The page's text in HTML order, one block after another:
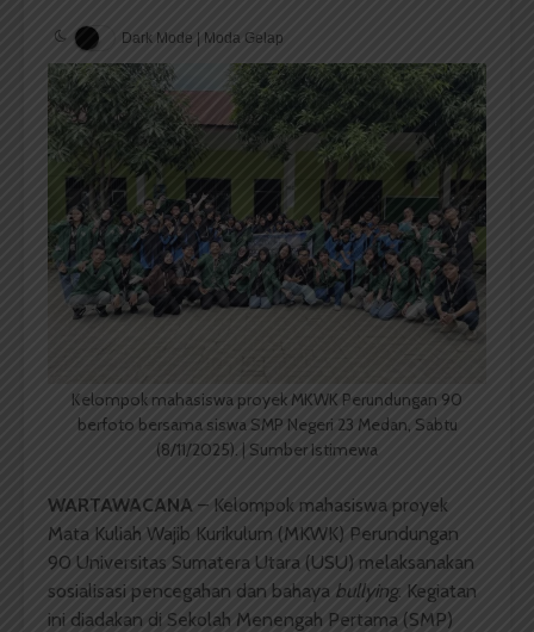
Dark Mode | Moda Gelap
Kelompok mahasiswa proyek MKWK Perundungan 90
berfoto bersama siswa SMP Negeri 23 Medan, Sabtu
(8/11/2025). | Sumber Istimewa
WARTAWACANA – Kelompok mahasiswa proyek
Mata Kuliah Wajib Kurikulum (MKWK) Perundungan
90 Universitas Sumatera Utara (USU) melaksanakan
sosialisasi pencegahan dan bahaya bullying. Kegiatan
ini diadakan di Sekolah Menengah Pertama (SMP)